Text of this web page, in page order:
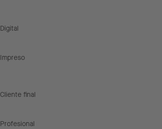
Digital
Impreso
Cliente final
Profesional